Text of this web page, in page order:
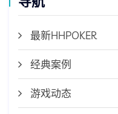
最新HHPOKER
经典案例
游戏动态